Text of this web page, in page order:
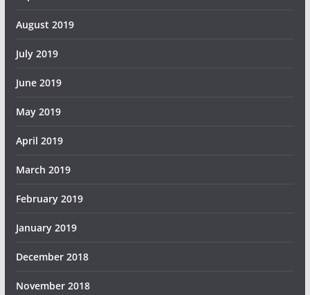
August 2019
July 2019
June 2019
May 2019
April 2019
March 2019
February 2019
January 2019
December 2018
November 2018